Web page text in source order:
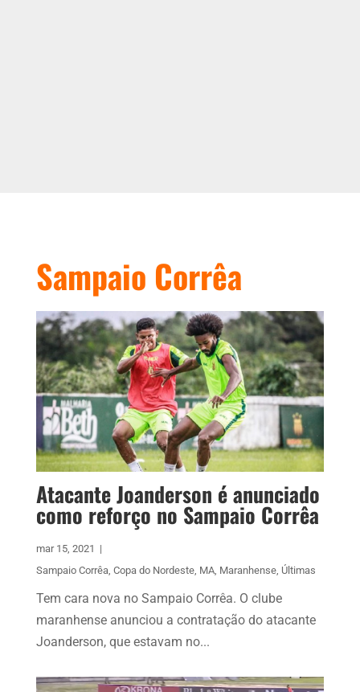
Sampaio Corrêa
Atacante Joanderson é anunciado
como reforço no Sampaio Corrêa
mar 15, 2021 |
Sampaio Corrêa, Copa do Nordeste, MA, Maranhense, Últimas
Tem cara nova no Sampaio Corrêa. O clube
maranhense anunciou a contratação do atacante
Joanderson, que estavam no...